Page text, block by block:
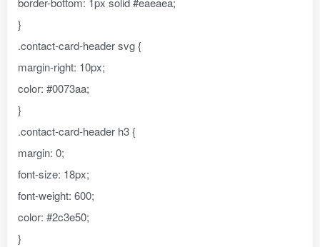
}
.contact-card-header svg {
margin-right: 10px;
color: #0073aa;
}
.contact-card-header h3 {
margin: 0;
font-size: 18px;
font-weight: 600;
color: #2c3e50;
}